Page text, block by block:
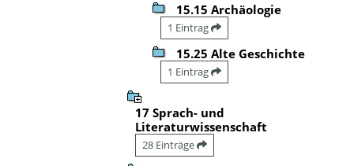
15.15 Archäologie
1 Eintrag
15.25 Alte Geschichte
1 Eintrag
17 Sprach- und
Literaturwissenschaft
28 Einträge